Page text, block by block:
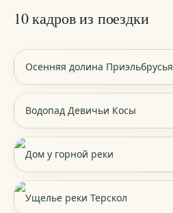
10 кадров из поездки
Осенняя долина Приэльбрусья
Водопад Девичьи Косы
Дом у горной реки
Ущелье реки Терскол